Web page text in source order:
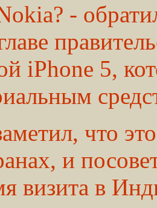
-
iPhone 5,
что
и
визита в